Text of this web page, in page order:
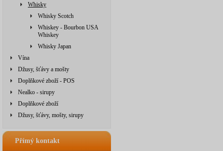
Whisky
Whisky Scotch
Whiskey - Bourbon USA
Whiskey
Whisky Japan
Vína
Džusy, šťávy a mošty
Doplňkové zboží - POS
Nealko - sirupy
Doplňkové zboží
Džusy, šťávy, mošty, sirupy
Přímý kontakt